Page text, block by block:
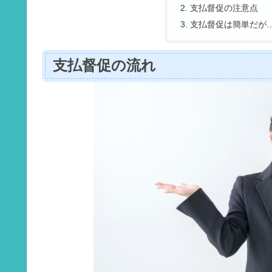
支払督促の注意点
支払督促は簡単だが
支払督促の流れ